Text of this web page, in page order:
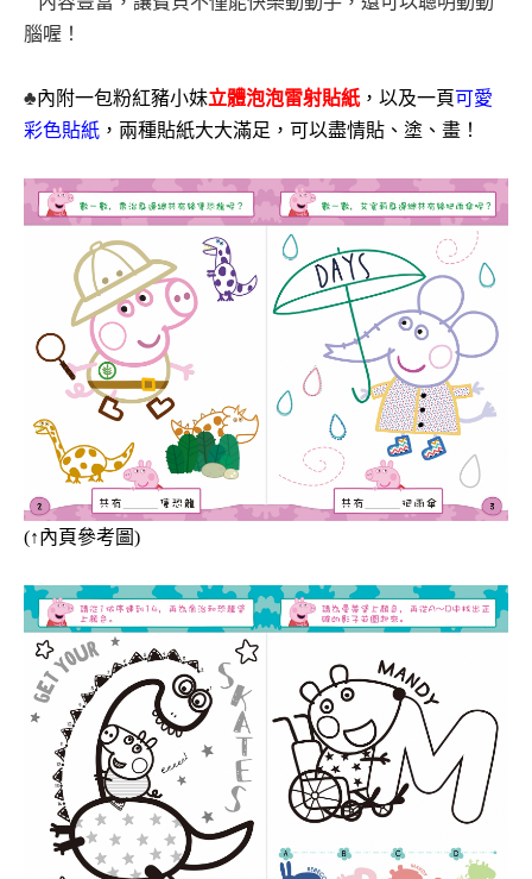
腦喔！
♣內附一包粉紅豬小妹立體泡泡雷射貼紙，以及一頁可愛
彩色貼紙 ，兩種貼紙大大滿足，可以盡情貼、塗、畫！
(↑內頁參考圖)